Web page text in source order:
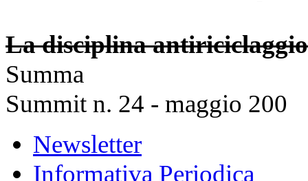
La disciplina
Summa
Summit n. 24 - maggio 200
Newsletter
Informativa Periodica